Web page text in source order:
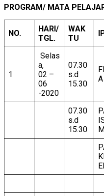
PROGRAM/ MATA
NO.
HARI/
TGL.
WAK
TU
1
Selas
a,
02 –
06
-2020
07.30
s.d
15.30
07.30
s.d
15.30
M